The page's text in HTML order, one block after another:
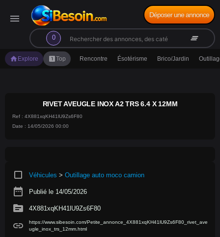
menu
0
search clear_all
Déposer une annonce
home Explore looks_oneTop Rencontre Ésotérisme Brico/Jardin
RIVET AVEUGLE INOX A2 TRS 6.4 X 12MM
Ref : 4X881xqKH41lU9Zs6F80
Date : 14/05/2026 00:00
crop_square Véhicules > Outillage auto moco camion
date_range Publié le 14/05/2026
source 4X881xqKH41lU9Zs6F80
link
https://www.sibesoin.com/Petite_annonce_4X881xqKH41lU9Zs6F80_rivet_ave
ugle_inox_trs_12mm.html